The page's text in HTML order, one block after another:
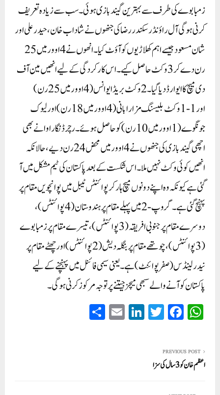
زمبابوے کی طرف سے بہترین گیندبازی ہوئی۔ سب سے زیادہ تعریف
کرنی ہوگی آل راؤنڈر سکندر رضا کی جنھوں نے شاداب خان، حیدر علی اور
شان مسعود جیسے اہم کھلاڑیوں کو آؤٹ کیا۔ انھوں نے 4 اوور میں 25
رن دے کر 3 وکٹ حاصل کیے۔ اس کارکردگی کے لیے انھیں مین آف
دی میچ کا ایوارڈ دیا گیا۔ 2 وکٹ بریڈ ایوانس (4 اوور میں 25 رن)
اور 1-1 وکٹ بلیسنگ مزارابانی (4 اوور میں 18 رن) اور لیوک
جونگوے (1 اوور میں 10 رن) کو حاصل ہوئے۔ رچرڈ نگاراوا نے بھی
اچھی گیندبازی کی جنھوں نے 4 اوور میں محض 24 رن دیے، حالانکہ
انھیں کوئی وکٹ نہیں ملا۔اس شکست کے بعد پاکستان کی ٹیم مشکل میں آ
گئی ہے کیونکہ وہ اپنے دونوں میچ ہار کر پوائنٹس ٹیبل میں پوانچویں مقام پر
پہنچ گئی ہے۔ گروپ-2 میں پہلے مقام پر ہندوستان (4 پوائنٹس)،
دوسرے مقام پر جنوبی افریقہ (3 پوائنٹس)، تیسرے مقام پر زمبابوے
(3 پوائنٹس)، چوتھے مقام پر بنگلہ دیش (2 پوائنٹس) اور چھٹے مقام پر
نیدرلینڈس (صفر پوائنٹ) ہے۔ یعنی سیمی فائنل میں پہنچنے کے لیے
پاکستان کو آنے والے سبھی میچز جیتنے پر توجہ مرکوز کرنی ہوگی۔
W
ha
A
pp
Fa
ce
ok
T
wi
Li
nk
E
m
PREVIOUS POST
اعظم خان کو 3 سال کی سزا